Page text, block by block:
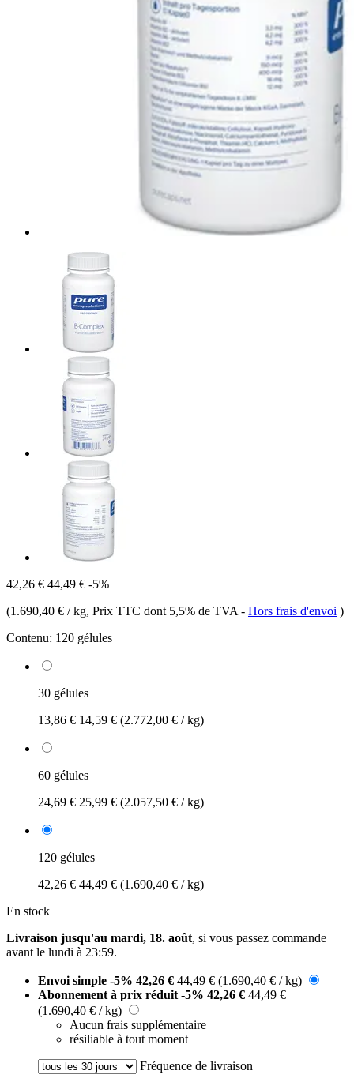
42,26 € 44,49 € -5%
(1.690,40 € / kg, Prix TTC dont 5,5% de TVA - Hors frais d'envoi )
Contenu: 120 gélules
30 gélules
13,86 € 14,59 € (2.772,00 € / kg)
60 gélules
24,69 € 25,99 € (2.057,50 € / kg)
120 gélules
42,26 € 44,49 € (1.690,40 € / kg)
En stock
Livraison jusqu'au mardi, 18. août, si vous passez commande
avant le lundi à 23:59.
Envoi simple -5% 42,26 € 44,49 € (1.690,40 € / kg)
Abonnement à prix réduit -5% 42,26 € 44,49 €
(1.690,40 € / kg)
Aucun frais supplémentaire
résiliable à tout moment
Fréquence de livraison